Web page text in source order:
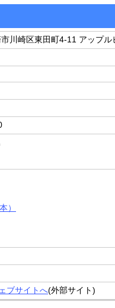
川崎区東田町4-11 アップル
）
ブサイトへ(外部サイト)